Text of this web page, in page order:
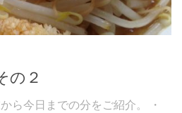
の２
ら今日までの分をご紹介。 ・